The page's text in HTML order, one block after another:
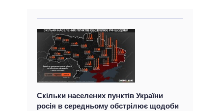
Скільки населених пунктів України
росія в середньому обстрілює щодоби